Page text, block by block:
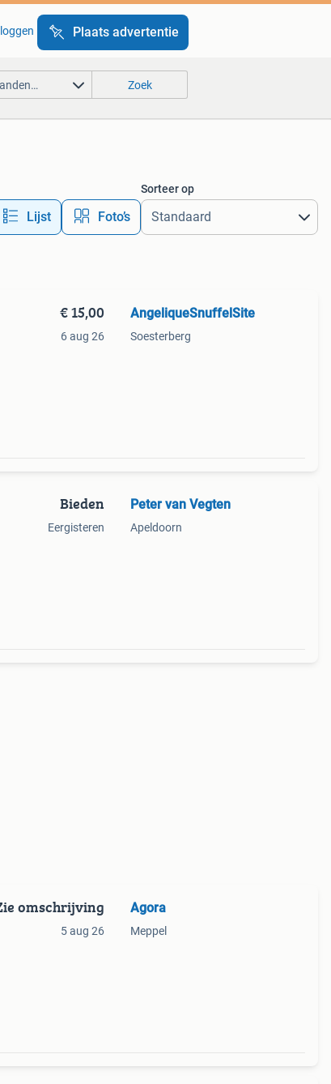
Plaats advertentie
Zoek
Lijst Foto’s
Sorteer op
€ 15,00
6 aug 26
AngeliqueSnuffelSite
Soesterberg
Bieden
Eergisteren
Peter van Vegten
Apeldoorn
omschrijving
5 aug 26
Agora
Meppel